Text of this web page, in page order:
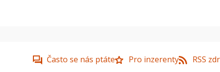
Často se nás ptáte Pro inzerenty RSS